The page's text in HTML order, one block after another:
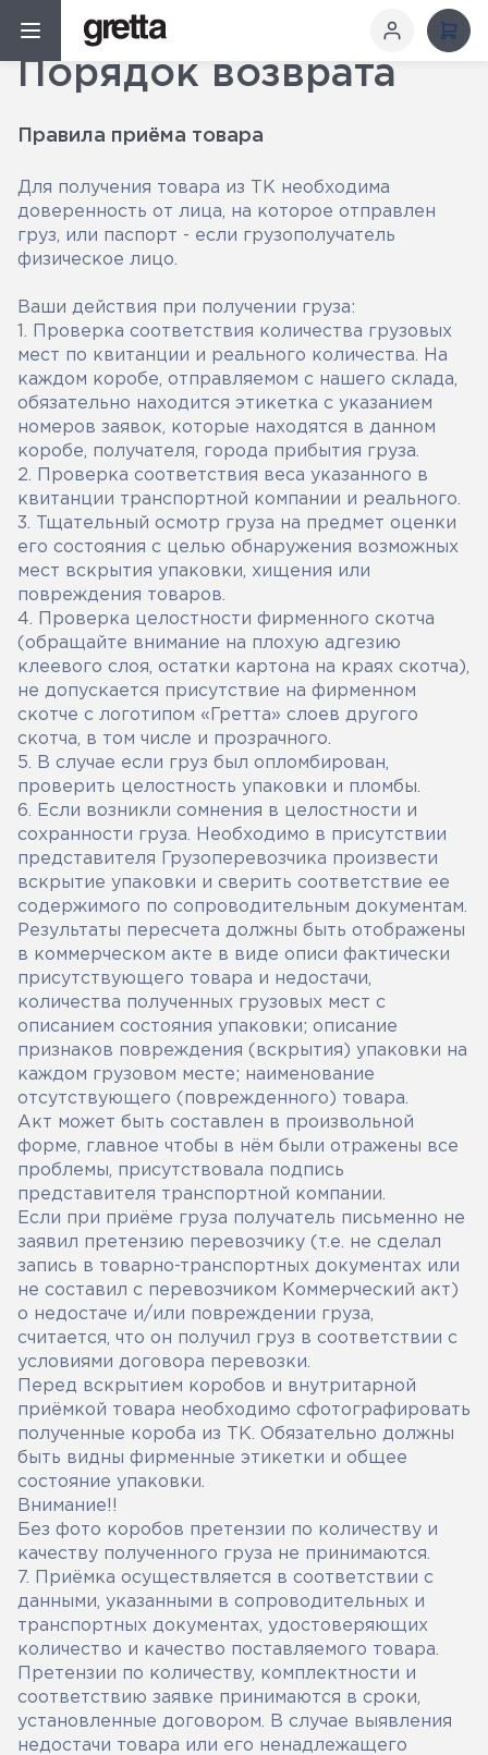
Порядок возврата
Порядок возврата
Правила приёма товара
Для получения товара из ТК необходима
доверенность от лица, на которое отправлен
груз, или паспорт - если грузополучатель
физическое лицо.
Ваши действия при получении груза:
1. Проверка соответствия количества грузовых
мест по квитанции и реального количества. На
каждом коробе, отправляемом с нашего склада,
обязательно находится этикетка с указанием
номеров заявок, которые находятся в данном
коробе, получателя, города прибытия груза.
2. Проверка соответствия веса указанного в
квитанции транспортной компании и реального.
3. Тщательный осмотр груза на предмет оценки
его состояния с целью обнаружения возможных
мест вскрытия упаковки, хищения или
повреждения товаров.
4. Проверка целостности фирменного скотча
(обращайте внимание на плохую адгезию
клеевого слоя, остатки картона на краях скотча),
не допускается присутствие на фирменном
скотче с логотипом «Гретта» слоев другого
скотча, в том числе и прозрачного.
5. В случае если груз был опломбирован,
проверить целостность упаковки и пломбы.
6. Если возникли сомнения в целостности и
сохранности груза. Необходимо в присутствии
представителя Грузоперевозчика произвести
вскрытие упаковки и сверить соответствие ее
содержимого по сопроводительным документам.
Результаты пересчета должны быть отображены
в коммерческом акте в виде описи фактически
присутствующего товара и недостачи,
количества полученных грузовых мест с
описанием состояния упаковки; описание
признаков повреждения (вскрытия) упаковки на
каждом грузовом месте; наименование
отсутствующего (поврежденного) товара.
Акт может быть составлен в произвольной
форме, главное чтобы в нём были отражены все
проблемы, присутствовала подпись
представителя транспортной компании.
Если при приёме груза получатель письменно не
заявил претензию перевозчику (т.е. не сделал
запись в товарно-транспортных документах или
не составил с перевозчиком Коммерческий акт)
о недостаче и/или повреждении груза,
считается, что он получил груз в соответствии с
условиями договора перевозки.
Перед вскрытием коробов и внутритарной
приёмкой товара необходимо сфотографировать
полученные короба из ТК. Обязательно должны
быть видны фирменные этикетки и общее
состояние упаковки.
Внимание!!
Без фото коробов претензии по количеству и
качеству полученного груза не принимаются.
7. Приёмка осуществляется в соответствии с
данными, указанными в сопроводительных и
транспортных документах, удостоверяющих
количество и качество поставляемого товара.
Претензии по количеству, комплектности и
соответствию заявке принимаются в сроки,
установленные договором. В случае выявления
недостачи товара или его ненадлежащего